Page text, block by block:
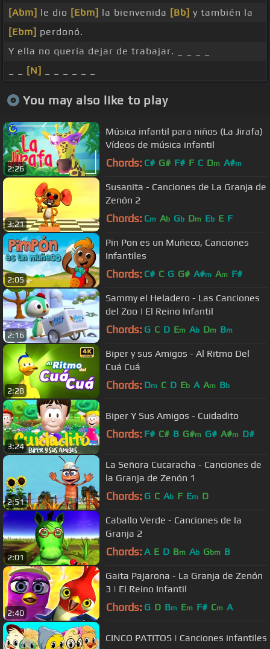
[Abm] le dio [Ebm] la bienvenida [Bb] y también la
[Ebm] perdonó.
Y ella no quería dejar de trabajar. _ _ _ _
[N]
You may also like to play
2:26
Música infantil para niños (La Jirafa)
Vídeos de música infantil
Chords: C# G# F# F C Dm A#m
3:21
Susanita - Canciones de La Granja de
Zenón 2
Chords: Cm Ab Gb Dm Eb E F
2:05
Pin Pon es un Muñeco, Canciones
Infantiles
Chords: C# C G G# A#m Am F#
2:16
Sammy el Heladero - Las Canciones
del Zoo | El Reino Infantil
Chords: G C D Em Ab Dm Bm
2:28
Biper y sus Amigos - Al Ritmo Del
Cuá Cuá
Chords: Dm C D Eb A Am Bb
3:24
Biper Y Sus Amigos - Cuidadito
Chords: F# C# B G#m G# A#m D#
2:51
La Señora Cucaracha - Canciones de
la Granja de Zenón 1
Chords: G C Ab F Em D
2:01
Caballo Verde - Canciones de la
Granja 2
Chords: A E D Bm Ab Gbm B
2:40
Gaita Pajarona - La Granja de Zenón
3 | El Reino Infantil
Chords: G D Bm Em F# Cm A
CINCO PATITOS | Canciones infantiles